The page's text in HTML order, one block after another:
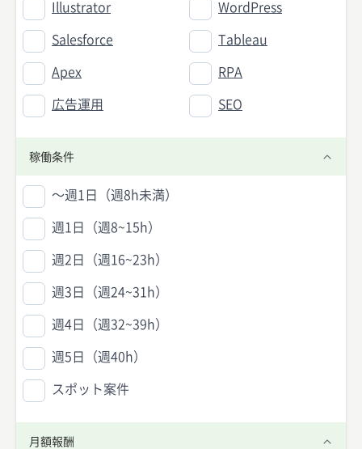
Illustrator WordPress
Salesforce Tableau
Apex RPA
広告運用 SEO
稼働条件
〜週1日（週8h未満）
週1日（週8~15h）
週2日（週16~23h）
週3日（週24~31h）
週4日（週32~39h）
週5日（週40h）
スポット案件
月額報酬